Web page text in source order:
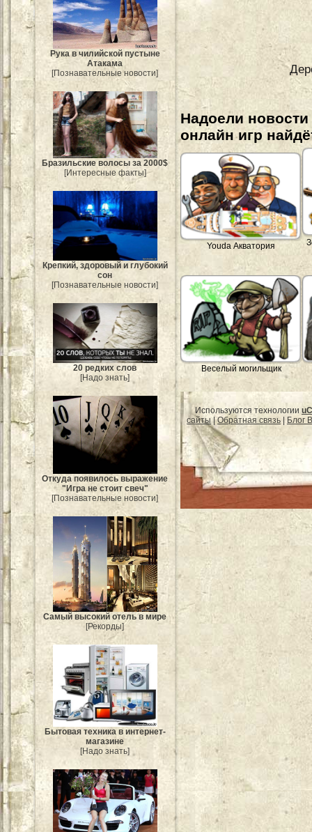
Рука в чилийской пустыне
Атакама
[Познавательные новости]
Бразильские волосы за 2000$
[Интересные факты]
Крепкий, здоровый и глубокий
сон
[Познавательные новости]
20 редких слов
[Надо знать]
Откуда появилось выражение
"Игра не стоит свеч"
[Познавательные новости]
Самый высокий отель в мире
[Рекорды]
Бытовая техника в интернет-
магазине
[Надо знать]
Надоели
онлайн игр
Youda Акватория
Веселый могильщик
Используются технологии
сайты|Обратная связь Блог